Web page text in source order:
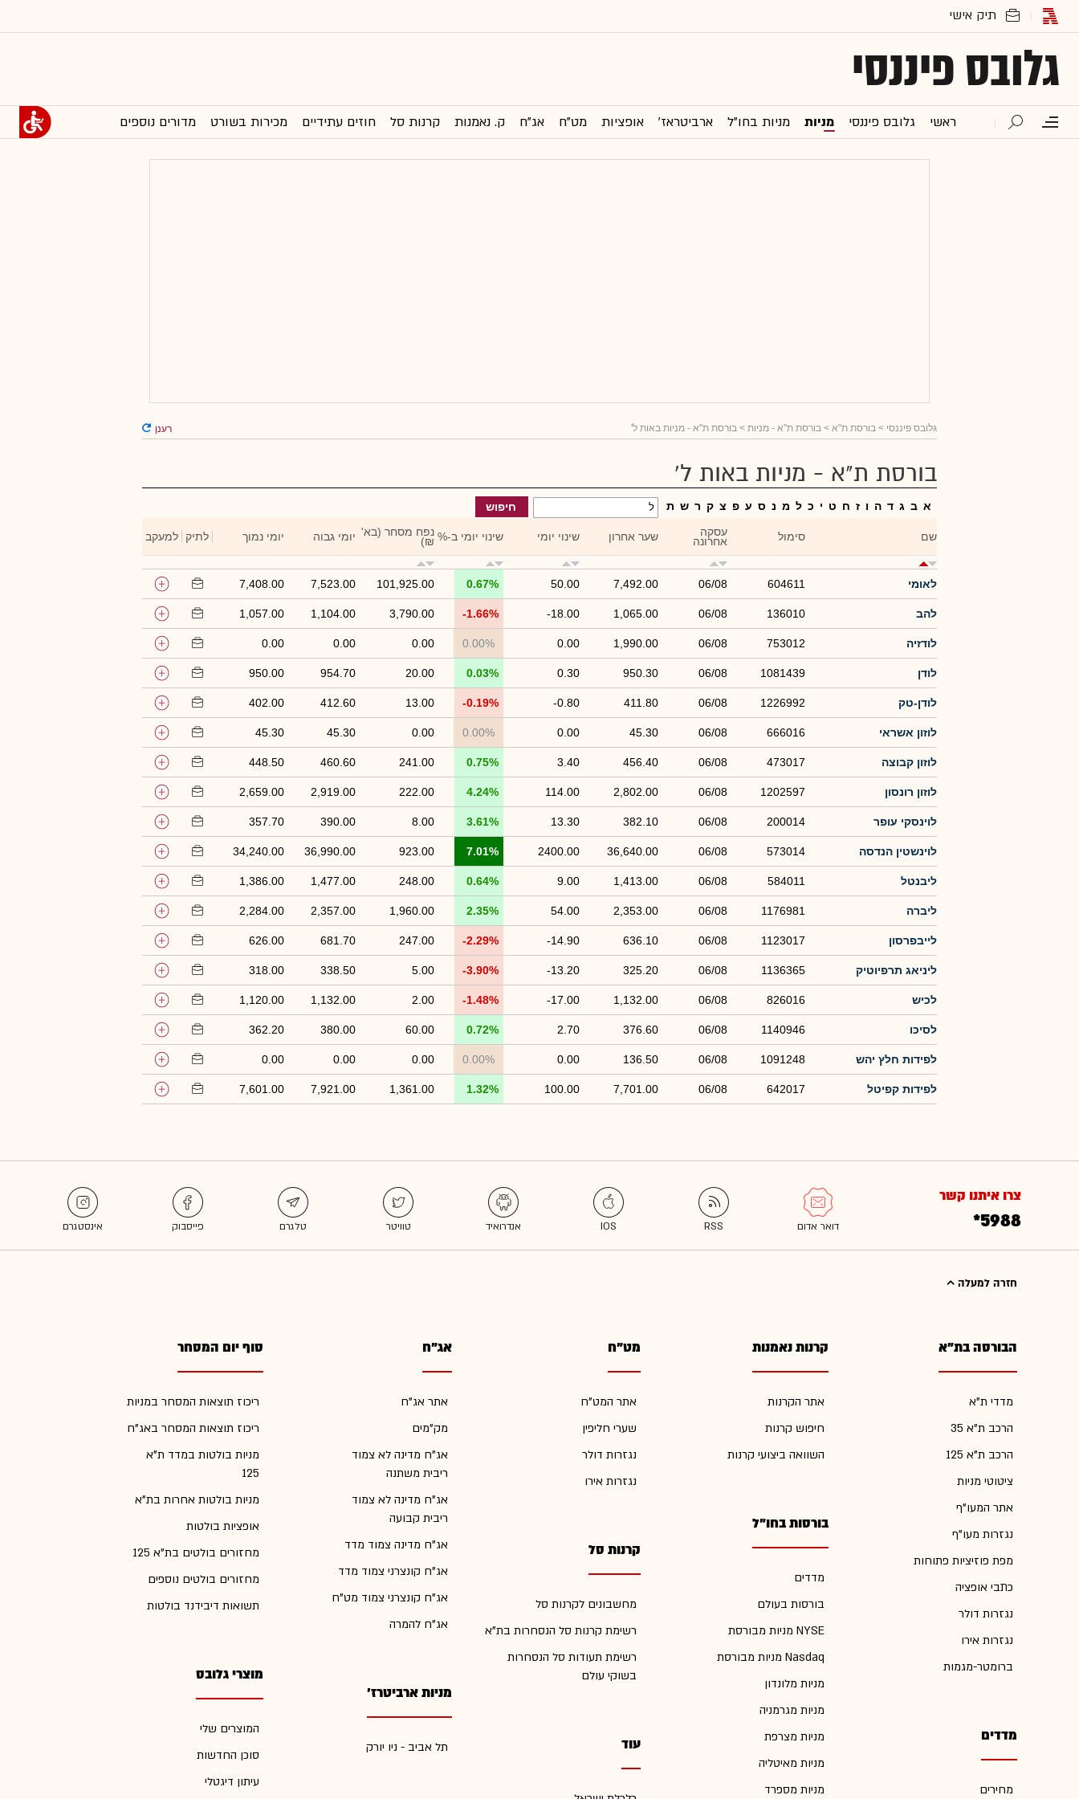
גלובס פיננסי
ראשי גלובס פיננסי מניות מניות בחו"ל ארביטראז' אופציות מט"ח אג"ח ק. נאמנות קרנות סל חוזים עתידיים מכירות בשורט מדורים נוספים
גלובס פיננסי > בורסת ת"א > בורסת ת"א - מניות > בורסת ת"א - מניות באות ל' רענן
בורסת ת"א - מניות באות ל'
ת ש ר ק צ פ ע ס נ מ ל כ י ט ח ז ו ה ד ג ב א חיפוש
שם סימול עסקה
אחרונה שער אחרון שינוי יומי שינוי יומי ב-% נפח מסחר (בא'
₪) יומי גבוה יומי נמוך לתיק למעקב
לאומי 604611
06/08
7,492.00
50.00
0.67%
101,925.00
7,523.00
7,408.00
להב 136010
06/08
1,065.00
-18.00
-1.66%
3,790.00
1,104.00
1,057.00
לודזיה 753012
06/08
1,990.00
0.00
0.00%
0.00
0.00
0.00
לודן 1081439
06/08
950.30
0.30
0.03%
20.00
954.70
950.00
לודן-טק 1226992
06/08
411.80
-0.80
-0.19%
13.00
412.60
402.00
לוזון אשראי 666016
06/08
45.30
0.00
0.00%
0.00
45.30
45.30
לוזון קבוצה 473017
06/08
456.40
3.40
0.75%
241.00
460.60
448.50
לוזון רונסון 1202597
06/08
2,802.00
114.00
4.24%
222.00
2,919.00
2,659.00
לוינסקי עופר 200014
06/08
382.10
13.30
3.61%
8.00
390.00
357.70
לוינשטין הנדסה 573014
06/08
36,640.00
2400.00
7.01%
923.00
36,990.00
34,240.00
ליבנטל 584011
06/08
1,413.00
9.00
0.64%
248.00
1,477.00
1,386.00
ליברה 1176981
06/08
2,353.00
54.00
2.35%
1,960.00
2,357.00
2,284.00
לייבפרסון 1123017
06/08
636.10
-14.90
-2.29%
247.00
681.70
626.00
ליניאג תרפיוטיק 1136365
06/08
325.20
-13.20
-3.90%
5.00
338.50
318.00
לכיש 826016
06/08
1,132.00
-17.00
-1.48%
2.00
1,132.00
1,120.00
לסיכו 1140946
06/08
376.60
2.70
0.72%
60.00
380.00
362.20
לפידות חלץ יהש 1091248
06/08
136.50
0.00
0.00%
0.00
0.00
0.00
לפידות קפיטל 642017
06/08
7,701.00
100.00
1.32%
1,361.00
7,921.00
7,601.00
צרו איתנו קשר
*5988
חזרה למעלה
הבורסה בת"א
מדדי ת"א
הרכב ת"א 35
הרכב ת"א 125
ציטוטי מניות
אתר המעו"ף
נגזרות מעו"ף
מפת פוזיציות פתוחות
כתבי אופציה
נגזרות דולר
נגזרות אירו
ברומטר-מגמות
מדדים
מחירים
קרנות נאמנות
אתר הקרנות
חיפוש קרנות
השוואה ביצועי קרנות
בורסות בחו"ל
מדדים
בורסות בעולם
מניות מבורסת NYSE
מניות מבורסת Nasdaq
מניות מלונדון
מניות מגרמניה
מניות מצרפת
מניות מאיטליה
מניות מספרד
מט"ח
אתר המט"ח
שערי חליפין
נגזרות דולר
נגזרות אירו
קרנות סל
מחשבונים לקרנות סל
רשימת קרנות סל הנסחרות בת"א
רשימת תעודות סל הנסחרות
בשוקי עולם
עוד
אג"ח
אתר אג"ח
מק"מים
אג"ח מדינה לא צמוד
ריבית משתנה
אג"ח מדינה לא צמוד
ריבית קבועה
אג"ח מדינה צמוד מדד
אג"ח קונצרני צמוד מדד
אג"ח קונצרני צמוד מט"ח
אג"ח להמרה
מניות ארביטרז'
תל אביב - ניו יורק
סוף יום המסחר
ריכוז תוצאות המסחר במניות
ריכוז תוצאות המסחר באג"ח
מניות בולטות במדד ת"א
125
מניות בולטות אחרות בת"א
אופציות בולטות
מחזורים בולטים בת"א 125
מחזורים בולטים נוספים
תשואות דיבידנד בולטות
מוצרי גלובס
המוצרים שלי
סוכן החדשות
עיתון דיגטלי